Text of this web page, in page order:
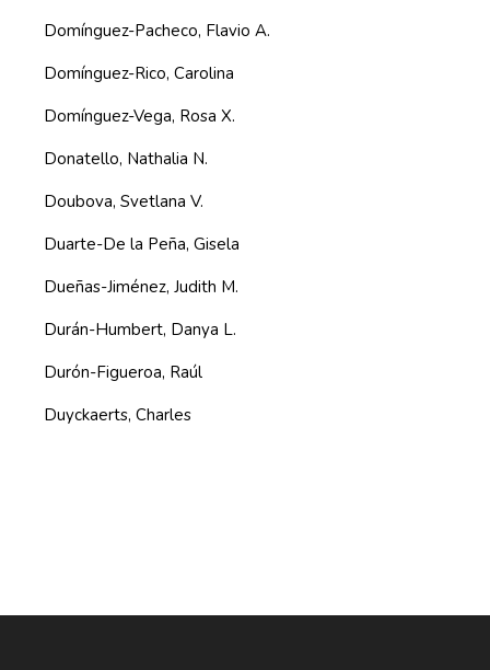
Domínguez-Pacheco, Flavio A.
Domínguez-Rico, Carolina
Domínguez-Vega, Rosa X.
Donatello, Nathalia N.
Doubova, Svetlana V.
Duarte-De la Peña, Gisela
Dueñas-Jiménez, Judith M.
Durán-Humbert, Danya L.
Durón-Figueroa, Raúl
Duyckaerts, Charles